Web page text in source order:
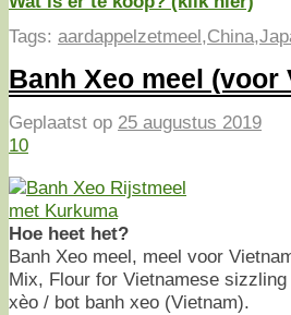
Tags: aardappelzetmeel,China,
Banh Xeo meel
Geplaatst op 25 augustus 2019
10
Hoe heet het?
Banh Xeo meel, meel voor
Mix, Flour for Vietnamese
xèo / bot banh xeo (Vietnam).